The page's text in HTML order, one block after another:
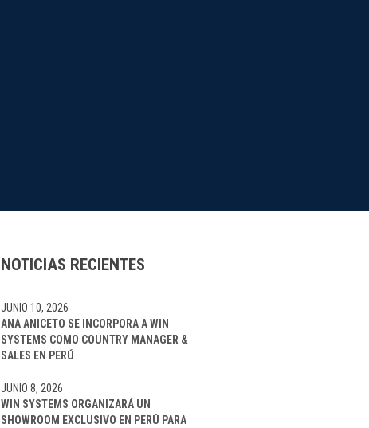
NOTICIAS RECIENTES
ANA ANICETO SE INCORPORA A WIN
SYSTEMS COMO COUNTRY MANAGER &
SALES EN PERÚ
JUNIO 10, 2026
WIN SYSTEMS ORGANIZARÁ UN
SHOWROOM EXCLUSIVO EN PERÚ PARA
JUNIO 8, 2026